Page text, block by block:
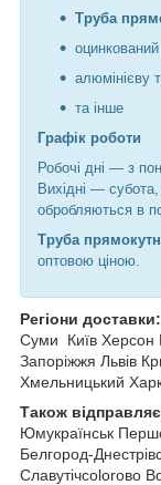
Труба
алюмінієву
та інше
Графік роботи
Робочі дні — з
Вихідні — субота,
обробляються в
Труба
оптовою ціною.
Регіони доставки:
Суми
Київ Херсон
Запоріжжя Львів
Хмельницький
Також
Юмукраїнськ
Белгород-
Славутічcolorово